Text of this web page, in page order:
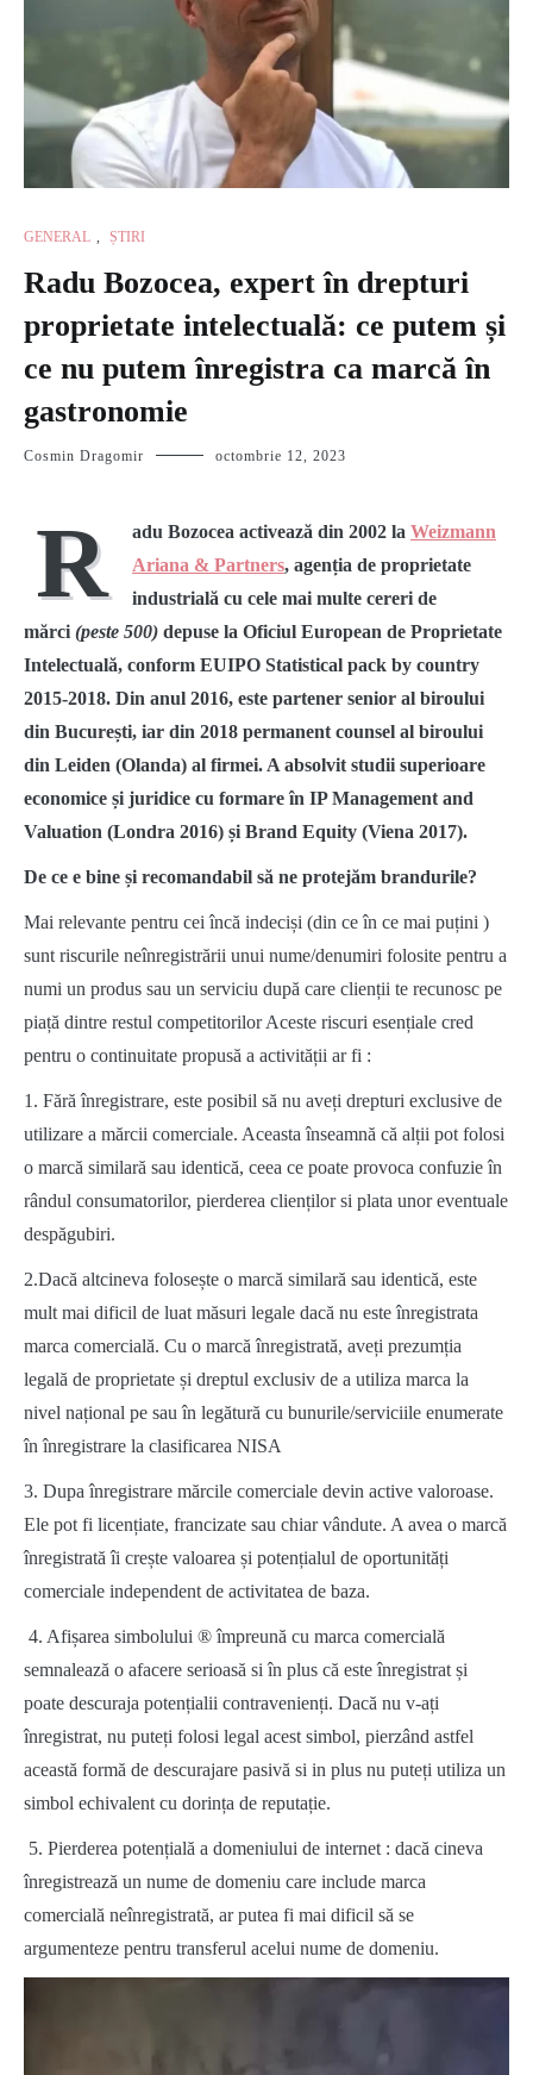
GENERAL ȘTIRI
Radu Bozocea, expert în drepturi
proprietate intelectuală: ce putem și
ce nu putem înregistra ca marcă în
gastronomie
Cosmin Dragomir octombrie 12, 2023
R adu Bozocea activează din 2002 la Weizmann
Ariana & Partners, agenția de proprietate
industrială cu cele mai multe cereri de
mărci (peste 500) depuse la Oficiul European de Proprietate
Intelectuală, conform EUIPO Statistical pack by country
2015-2018. Din anul 2016, este partener senior al biroului
din București, iar din 2018 permanent counsel al biroului
din Leiden (Olanda) al firmei. A absolvit studii superioare
economice și juridice cu formare în IP Management and
Valuation (Londra 2016) și Brand Equity (Viena 2017).
De ce e bine și recomandabil să ne protejăm brandurile?
Mai relevante pentru cei încă indeciși (din ce în ce mai puțini )
sunt riscurile neînregistrării unui nume/denumiri folosite pentru a
numi un produs sau un serviciu după care clienții te recunosc pe
piață dintre restul competitorilor Aceste riscuri esențiale cred
pentru o continuitate propusă a activității ar fi :
1. Fără înregistrare, este posibil să nu aveți drepturi exclusive de
utilizare a mărcii comerciale. Aceasta înseamnă că alții pot folosi
o marcă similară sau identică, ceea ce poate provoca confuzie în
rândul consumatorilor, pierderea clienților si plata unor eventuale
despăgubiri.
2.Dacă altcineva folosește o marcă similară sau identică, este
mult mai dificil de luat măsuri legale dacă nu este înregistrata
marca comercială. Cu o marcă înregistrată, aveți prezumția
legală de proprietate și dreptul exclusiv de a utiliza marca la
nivel național pe sau în legătură cu bunurile/serviciile enumerate
în înregistrare la clasificarea NISA
3. Dupa înregistrare mărcile comerciale devin active valoroase.
Ele pot fi licențiate, francizate sau chiar vândute. A avea o marcă
înregistrată îi crește valoarea și potențialul de oportunități
comerciale independent de activitatea de baza.
4. Afișarea simbolului ® împreună cu marca comercială
semnalează o afacere serioasă si în plus că este înregistrat și
poate descuraja potențialii contravenienți. Dacă nu v-ați
înregistrat, nu puteți folosi legal acest simbol, pierzând astfel
această formă de descurajare pasivă si in plus nu puteți utiliza un
simbol echivalent cu dorința de reputație.
5. Pierderea potențială a domeniului de internet : dacă cineva
înregistrează un nume de domeniu care include marca
comercială neînregistrată, ar putea fi mai dificil să se
argumenteze pentru transferul acelui nume de domeniu.